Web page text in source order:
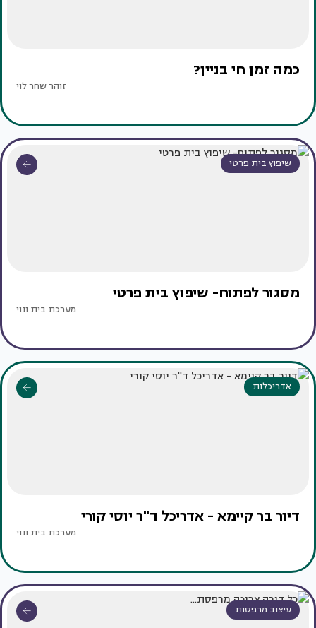
כמה זמן חי בניין?
זוהר שחר לוי
שיפוץ בית פרטי
מסגור לפתוח- שיפוץ בית פרטי
מערכת בית ונוי
אדריכלות
דיור בר קיימא - אדריכל ד"ר יוסי קורי
מערכת בית ונוי
עיצוב מרפסות